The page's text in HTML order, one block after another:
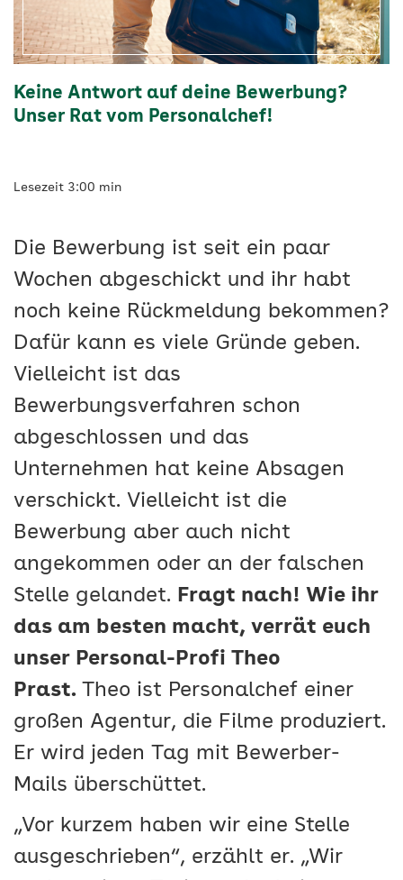
Keine Antwort auf deine Bewerbung?
Unser Rat vom Personalchef!
Lesezeit 3:00 min
Die Bewerbung ist seit ein paar
Wochen abgeschickt und ihr habt
noch keine Rückmeldung bekommen?
Dafür kann es viele Gründe geben.
Vielleicht ist das
Bewerbungsverfahren schon
abgeschlossen und das
Unternehmen hat keine Absagen
verschickt. Vielleicht ist die
Bewerbung aber auch nicht
angekommen oder an der falschen
Stelle gelandet. Fragt nach! Wie ihr
das am besten macht, verrät euch
unser Personal-Profi Theo
Prast. Theo ist Personalchef einer
großen Agentur, die Filme produziert.
Er wird jeden Tag mit Bewerber-
Mails überschüttet.
„Vor kurzem haben wir eine Stelle
ausgeschrieben“, erzählt er. „Wir